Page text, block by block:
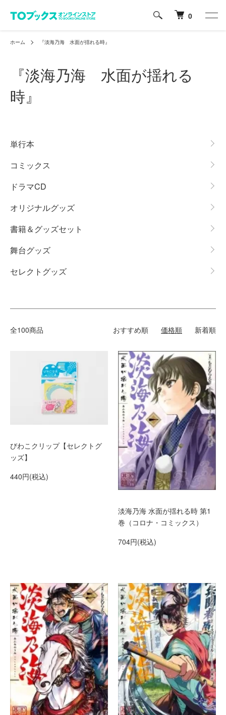
0
ホーム 『淡海乃海 水面が揺れる時』
『淡海乃海 水面が揺れる
時』
単行本
コミックス
ドラマCD
オリジナルグッズ
書籍＆グッズセット
舞台グッズ
セレクトグッズ
全100商品 おすすめ順 価格順 新着順
びわこクリップ【セレクトグ
ッズ】
440円(税込)
淡海乃海 水面が揺れる時 第1
巻（コロナ・コミックス）
704円(税込)